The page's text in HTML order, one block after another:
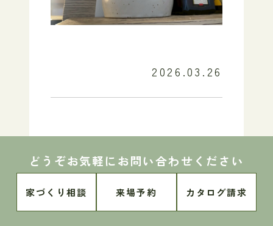
どうぞお気軽にお問い合わせください
家づくり相談 来場予約 カタログ請求
2026.03.26
・暮らし最適化のお話